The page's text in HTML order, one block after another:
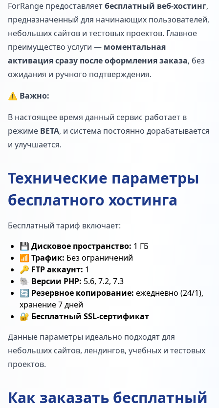
ForRange предоставляетбесплатный веб-хостинг,
предназначенный для начинающих пользователей,
небольших сайтов и тестовых проектов. Главное
преимущество услуги — моментальная
активация сразу после оформления заказа, без
ожидания и ручного подтверждения.
⚠️ Важно:
В настоящее время данный сервис работает в
режиме BETA, и система постоянно дорабатывается
и улучшается.
Технические параметры
бесплатного хостинга
Бесплатный тариф включает:
💾 Дисковое пространство: 1 ГБ
📶 Трафик: Без ограничений
🔑 FTP аккаунт: 1
🐘 Версии PHP: 5.6, 7.2, 7.3
🔄 Резервное копирование: ежедневно (24/1),
хранение 7 дней
🔐 Бесплатный SSL-сертификат
Данные параметры идеально подходят для
небольших сайтов, лендингов, учебных и тестовых
проектов.
Как заказать бесплатный